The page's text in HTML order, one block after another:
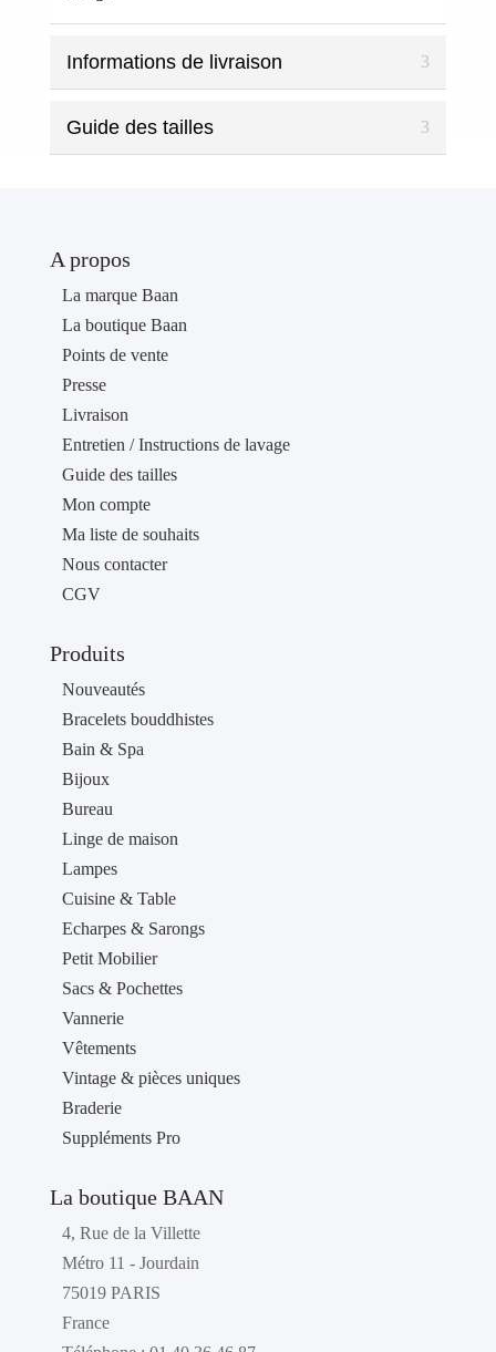
Informations de livraison
Guide des tailles
A propos
La marque Baan
La boutique Baan
Points de vente
Presse
Livraison
Entretien / Instructions de lavage
Guide des tailles
Mon compte
Ma liste de souhaits
Nous contacter
CGV
Produits
Nouveautés
Bracelets bouddhistes
Bain & Spa
Bijoux
Bureau
Linge de maison
Lampes
Cuisine & Table
Echarpes & Sarongs
Petit Mobilier
Sacs & Pochettes
Vannerie
Vêtements
Vintage & pièces uniques
Braderie
Suppléments Pro
La boutique BAAN
4, Rue de la Villette
Métro 11 - Jourdain
75019 PARIS
France